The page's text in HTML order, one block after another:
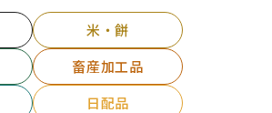
米・餅
畜産加工品
日配品